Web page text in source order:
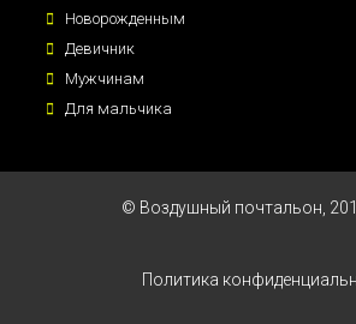
Новорожденным
Девичник
Мужчинам
Для мальчика
© Воздушный почтальон,
Политика